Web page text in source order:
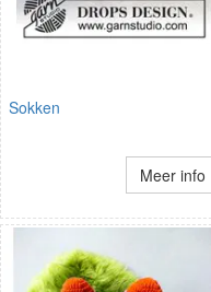
Sokken
Meer info